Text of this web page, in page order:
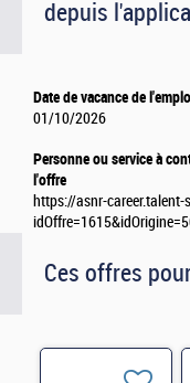
depuis
Date de vacance de
01/10/2026
Personne ou service à
l'offre
https://asnr-
Ces offres